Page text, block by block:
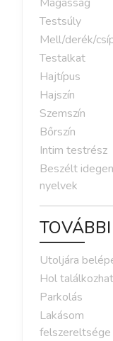
Testsúly
Mell/derék/
Testalkat
Hajtípus
Hajszín
Szemszín
Bőrszín
Intim testrész
Beszélt idegen
nyelvek
Utoljára
Hol
Parkolás
Lakásom
felszereltsége